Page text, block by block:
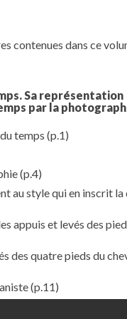
contenues dans ce
Sa représentation
par la
temps (p.1)
(p.4)
au style qui en inscrit la
appuis et levés des
des quatre pieds du
(p.11)